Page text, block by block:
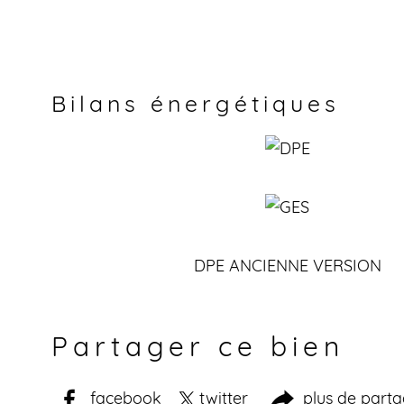
Bilans énergétiques
DPE ANCIENNE VERSION
Partager ce bien
facebook twitter plus de